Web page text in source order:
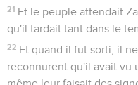
21 Et le peuple attendait
qu'il tardait tant dans le
22 Et quand il fut sorti, il
reconnurent qu'il avait vu